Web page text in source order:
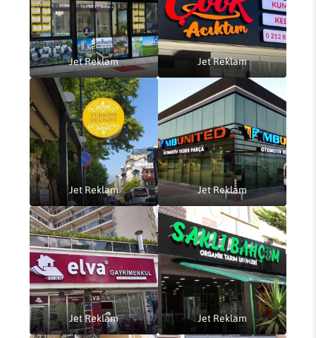
Jet Reklam Jet Reklam
Jet Reklam Jet Reklam
Jet Reklam Jet Reklam